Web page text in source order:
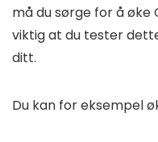
må du sørge for å øke
viktig at du tester
ditt.
Du kan for eksempel